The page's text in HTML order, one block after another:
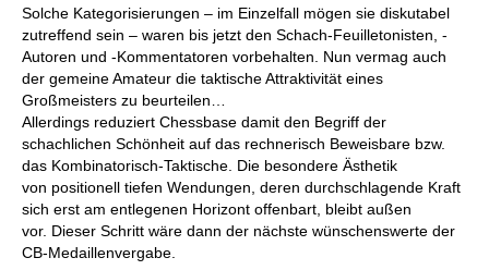
Solche Kategorisierungen – im Einzelfall mögen sie diskutabel
zutreffend sein – waren bis jetzt den Schach-Feuilletonisten, -
Autoren und -Kommentatoren vorbehalten. Nun vermag auch
der gemeine Amateur die taktische Attraktivität eines
Großmeisters zu beurteilen…
Allerdings reduziert Chessbase damit den Begriff der
schachlichen Schönheit auf das rechnerisch Beweisbare bzw.
das Kombinatorisch-Taktische. Die besondere Ästhetik
von positionell tiefen Wendungen, deren durchschlagende Kraft
sich erst am entlegenen Horizont offenbart, bleibt außen
vor. Dieser Schritt wäre dann der nächste wünschenswerte der
CB-Medaillenvergabe.